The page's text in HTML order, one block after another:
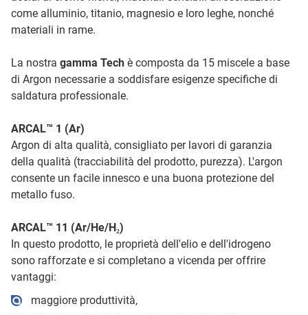
come alluminio, titanio, magnesio e loro leghe, nonché
materiali in rame.
La nostra gamma Tech è composta da 15 miscele a base
di Argon necessarie a soddisfare esigenze specifiche di
saldatura professionale.
ARCAL™ 1 (Ar)
Argon di alta qualità, consigliato per lavori di garanzia
della qualità (tracciabilità del prodotto, purezza). L'argon
consente un facile innesco e una buona protezione del
metallo fuso.
ARCAL™ 11 (Ar/He/H₂)
In questo prodotto, le proprietà dell'elio e dell'idrogeno
sono rafforzate e si completano a vicenda per offrire
vantaggi:
maggiore produttività,